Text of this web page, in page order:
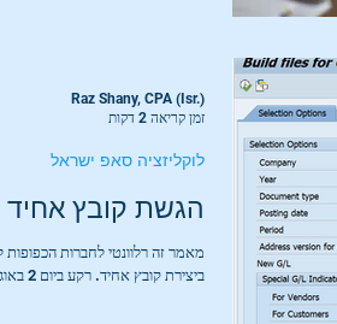
הגשת קובץ
ביצירת קובץ אחיד. רקע ביום 2 באוגוסט 2006 פורסם תיקון להוראות...
לוקליזציה סאפ ישראל
Raz Shany, CPA (Isr.)
זמן קריאה 2 דקות